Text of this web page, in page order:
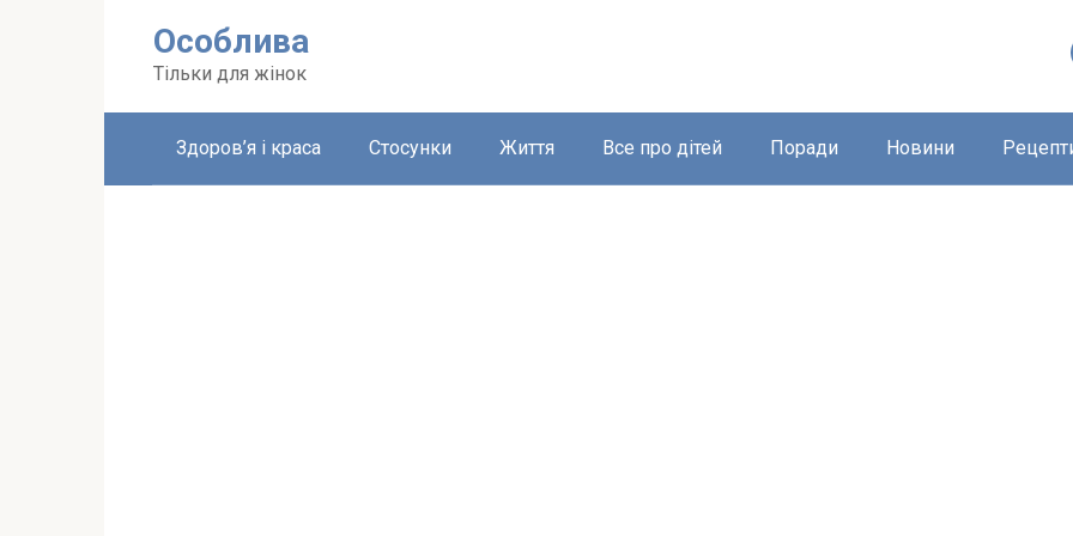
Особлива
Тільки для жінок
Здоров’я і краса Стосунки Життя Все про дітей Поради Новини